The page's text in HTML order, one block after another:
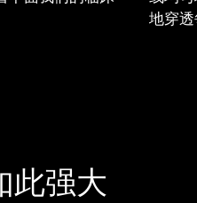
地穿
此强大
devices
massagers
理
essentials
Whitening Gel
男士
预计送达日期